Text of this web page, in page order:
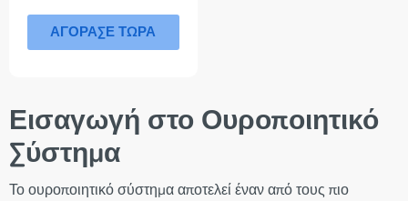
ΑΓΟΡΑΣΕ ΤΩΡΑ
Εισαγωγή στο Ουροποιητικό
Σύστημα
Το ουροποιητικό σύστημα αποτελεί έναν από τους πιο